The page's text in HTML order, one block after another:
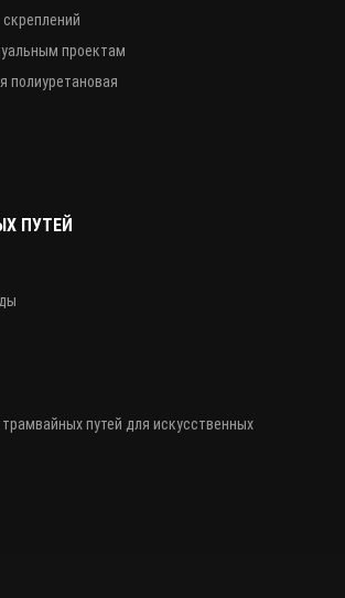
проектам
полиуретановая
ПУТЕЙ
путей для искусственных